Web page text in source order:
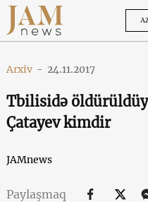
Arxiv - 24.11.2017
Tbilisidə
Çatayev kimdir
JAMnews
Paylaşmaq